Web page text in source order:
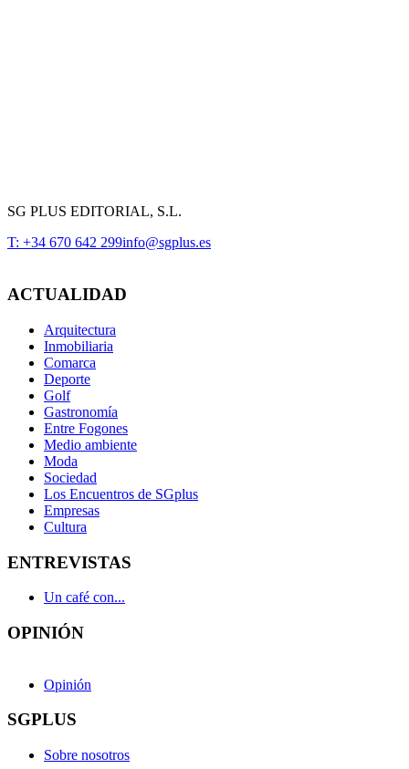
SG PLUS EDITORIAL, S.L.
T: +34 670 642 299info@sgplus.es
ACTUALIDAD
Arquitectura
Inmobiliaria
Comarca
Deporte
Golf
Gastronomía
Entre Fogones
Medio ambiente
Moda
Sociedad
Los Encuentros de SGplus
Empresas
Cultura
ENTREVISTAS
Un café con...
OPINIÓN
Opinión
SGPLUS
Sobre nosotros